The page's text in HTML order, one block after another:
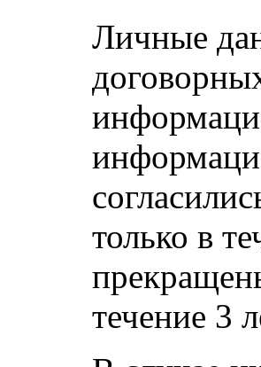
Личные
только в
течение 3